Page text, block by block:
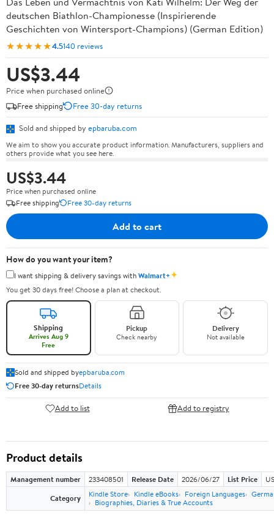
deutschen Biathlon-Championesse (Inspirierende
Geschichten von Wintersport-Champions) (German Edition)
★★★★★4.5140 reviews
US$3.44
Price when purchased online
Free shipping
Free 30-day returns
Sold and shipped by epbaruba.com
We aim to show you accurate product information. Manufacturers, suppliers and
others provide what you see here.
US$3.44
Price when purchased online
Free shipping
Free 30-day returns
Add to cart
How do you want your item?
I want shipping & delivery savings withWalmart+✦
You get 30 days free! Choose a plan at checkout.
Shipping
Arrives Aug 9
Free
Pickup
Check nearby
Delivery
Not available
Sold and shipped byepbaruba.com
Free 30-day returnsDetails
Add to list Add to registry
Product details
Management number 233408501 Release Date 2026/06/27 List Price
Category
Kindle Store Kindle eBooks Foreign Languages
Biographies, Diaries & True Accounts